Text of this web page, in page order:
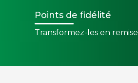
Points de fidélité
Transformez-les en remise